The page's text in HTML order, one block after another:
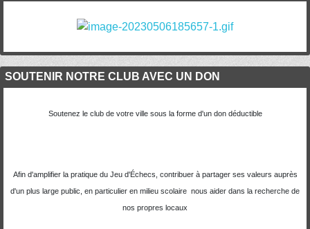
SOUTENIR NOTRE CLUB AVEC UN DON
Soutenez le club de votre ville sous la forme d'un don déductible
Afin d'amplifier la pratique du Jeu d'Échecs, contribuer à partager ses valeurs auprès
d'un plus large public, en particulier en milieu scolaire nous aider dans la recherche de
nos propres locaux